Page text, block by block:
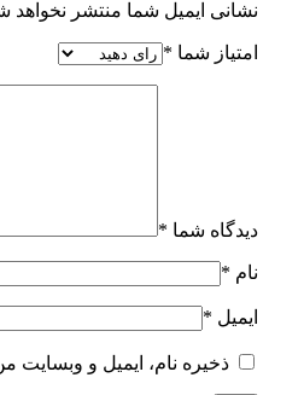
نشانی ایمیل شما منتشر نخواهد
امتیاز شما *
دیدگاه شما *
نام *
ایمیل *
ذخیره نام، ایمیل و وبسایت